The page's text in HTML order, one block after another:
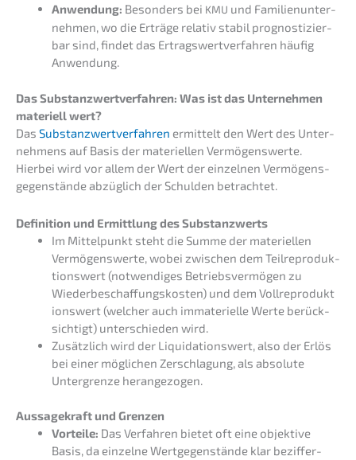
Anwen­dung: Beson­ders bei KMU und Famili­en­un­ter­
neh­men, wo die Erträ­ge relativ stabil prognos­ti­zier­
bar sind, findet das Ertrags­wert­ver­fah­ren häufig
Anwendung.
Das Substanz­wert­ver­fah­ren: Was ist das Unter­neh­men
materi­ell wert?
Das Substanz­wert­ver­fah­ren ermit­telt den Wert des Unter­
neh­mens auf Basis der materi­el­len Vermö­gens­wer­te.
Hierbei wird vor allem der Wert der einzel­nen Vermö­gens­
ge­gen­stän­de abzüg­lich der Schul­den betrachtet.
Defini­ti­on und Ermitt­lung des Substanzwerts
Im Mittel­punkt steht die Summe der materi­el­len
Vermö­gens­wer­te, wobei zwischen dem Teilre­pro­duk­
ti­ons­wert (notwen­di­ges Betriebs­ver­mö­gen zu
Wieder­be­schaf­fungs­kos­ten) und dem Vollre­pro­duk­t
i­ons­wert (welcher auch immate­ri­el­le Werte berück­
sich­tigt) unter­schie­den wird.
Zusätz­lich wird der Liqui­da­ti­ons­wert, also der Erlös
bei einer mögli­chen Zerschla­gung, als absolu­te
Unter­gren­ze herangezogen.
Aussa­ge­kraft und Grenzen
Vortei­le: Das Verfah­ren bietet oft eine objek­ti­ve
Basis, da einzel­ne Wertge­gen­stän­de klar bezif­fer­